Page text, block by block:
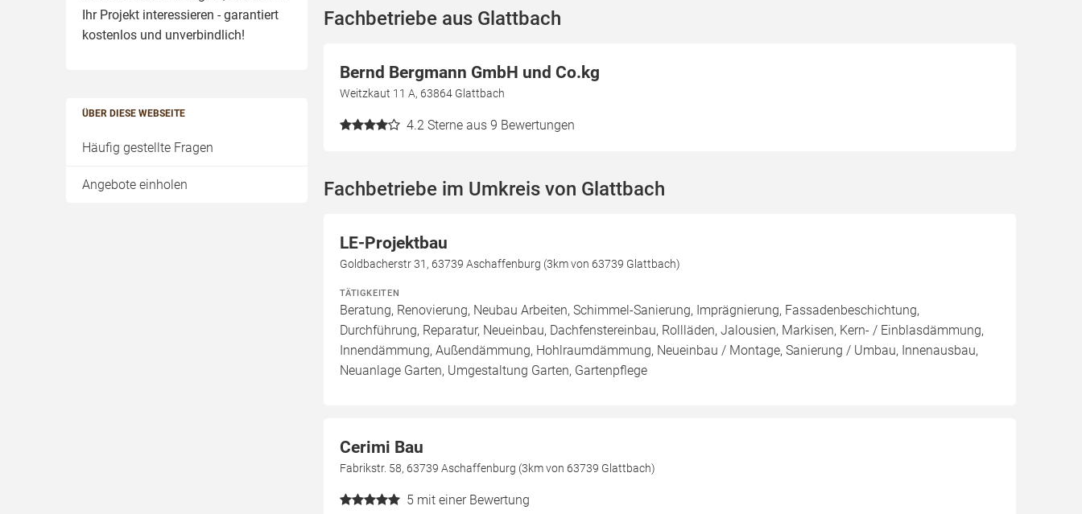
Ihr Projekt interessieren - garantiert
kostenlos und unverbindlich!
ÜBER DIESE WEBSEITE
Häufig gestellte Fragen
Angebote einholen
Fachbetriebe aus Glattbach
Bernd Bergmann GmbH und Co.kg
Weitzkaut 11 A, 63864 Glattbach
4.2 Sterne aus 9 Bewertungen
Fachbetriebe im Umkreis von Glattbach
LE-Projektbau
Goldbacherstr 31, 63739 Aschaffenburg (3km von 63739 Glattbach)
TÄTIGKEITEN
Beratung, Renovierung, Neubau Arbeiten, Schimmel-Sanierung, Imprägnierung, Fassadenbeschichtung,
Durchführung, Reparatur, Neueinbau, Dachfenstereinbau, Rollläden, Jalousien, Markisen, Kern- / Einblasdämmung,
Innendämmung, Außendämmung, Hohlraumdämmung, Neueinbau / Montage, Sanierung / Umbau, Innenausbau,
Neuanlage Garten, Umgestaltung Garten, Gartenpflege
Cerimi Bau
Fabrikstr. 58, 63739 Aschaffenburg (3km von 63739 Glattbach)
5 mit einer Bewertung